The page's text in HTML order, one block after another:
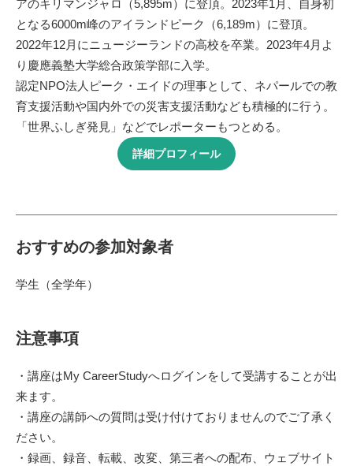
アのキリマンジャロ（5,895m）に登頂。2023年1月、自身初
となる6000m峰のアイランドピーク（6,189m）に登頂。
2022年12月にニュージーランドの高校を卒業。2023年4月よ
り慶應義塾大学総合政策学部に入学。
認定NPO法人ピーク・エイドの理事として、ネパールでの教
育支援活動や国内外での災害支援活動なども積極的に行う。
「世界ふしぎ発見」などでレポーターもつとめる。
詳細プロフィール
おすすめの参加対象者
学生（全学年）
注意事項
・講座はMy CareerStudyへログインをして受講することが出
来ます。
・講座の講師への質問は受け付けておりませんのでご了承く
ださい。
・録画、録音、転載、改変、第三者への配布、ウェブサイト